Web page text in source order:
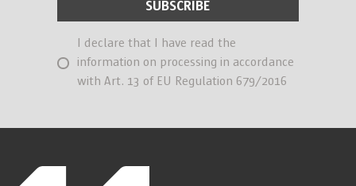
I declare that I have read the
information on processing in accordance
with Art. 13 of EU Regulation 679/2016